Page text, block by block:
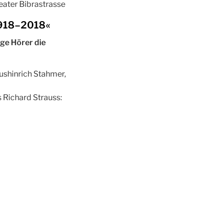
Bibrastrasse
Hörer die
Stahmer,
Richard Strauss: